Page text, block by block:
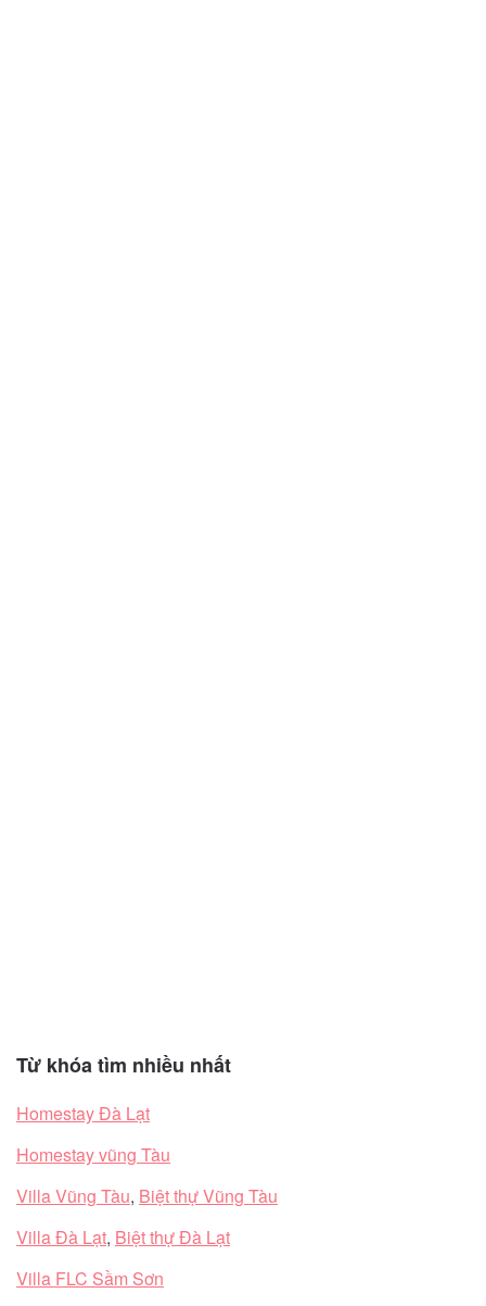
Từ khóa tìm nhiều nhất
Homestay Đà Lạt
Homestay vũng Tàu
Villa Vũng Tàu, Biệt thự Vũng Tàu
Villa Đà Lạt, Biệt thự Đà Lạt
Villa FLC Sầm Sơn